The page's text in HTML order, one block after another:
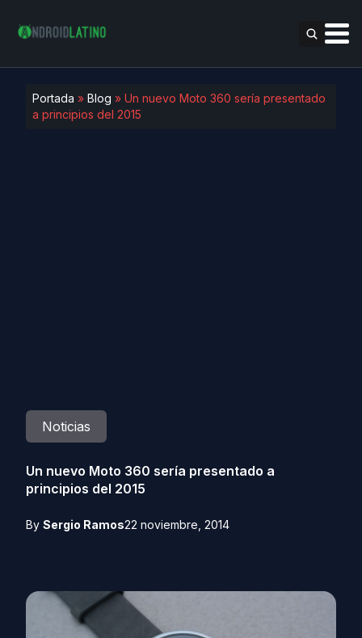
Portada » Blog » Un nuevo Moto 360 sería presentado
a principios del 2015
Noticias
Un nuevo Moto 360 sería presentado a
principios del 2015
By Sergio Ramos22 noviembre, 2014